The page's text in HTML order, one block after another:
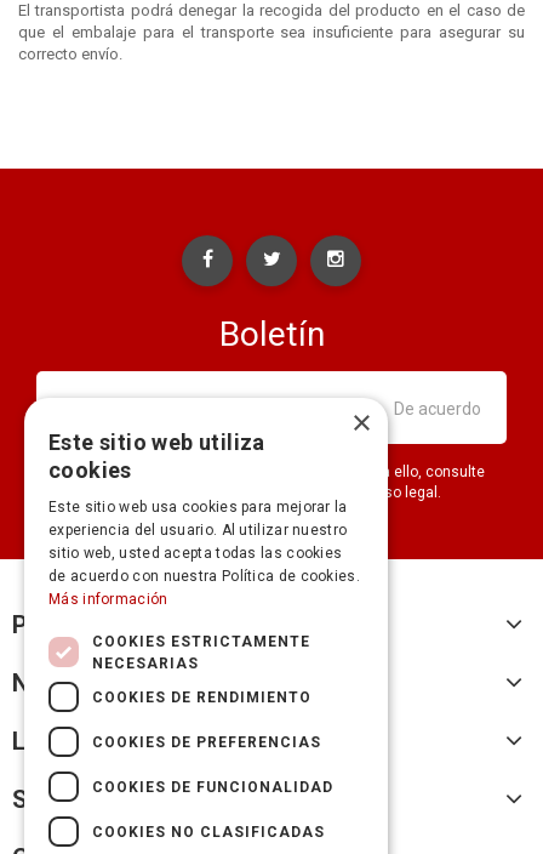
El transportista podrá denegar la recogida del producto en el caso de
que el embalaje para el transporte sea insuficiente para asegurar su
correcto envío.
Boletín
Puede darse de baja en cualquier momento. Para ello, consulte
nuestra información de contacto en el aviso legal.
Productos
Nuestra empresa
Legal
Su cuenta
×
Este sitio web utiliza
cookies
Este sitio web usa cookies para mejorar la
experiencia del usuario. Al utilizar nuestro
sitio web, usted acepta todas las cookies
de acuerdo con nuestra Política de cookies.
Más información
COOKIES ESTRICTAMENTE
NECESARIAS
COOKIES DE RENDIMIENTO
COOKIES DE PREFERENCIAS
COOKIES DE FUNCIONALIDAD
COOKIES NO CLASIFICADAS